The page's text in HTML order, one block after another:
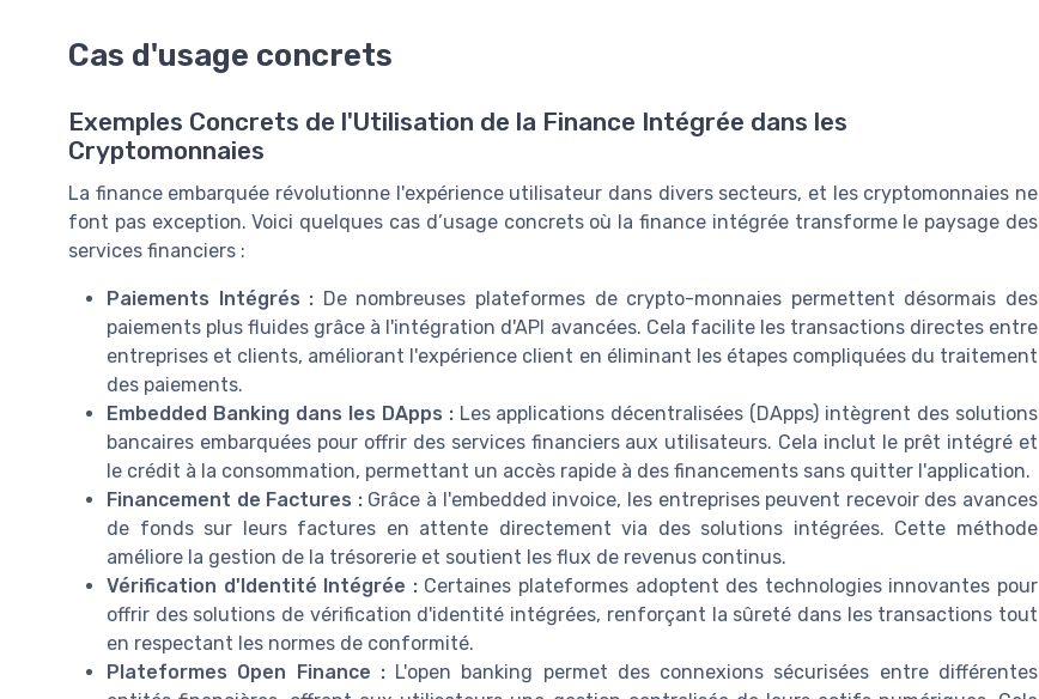
Cas d'usage concrets
Exemples Concrets de l'Utilisation de la Finance Intégrée dans les
Cryptomonnaies
La finance embarquée révolutionne l'expérience utilisateur dans divers secteurs, et les cryptomonnaies ne
font pas exception. Voici quelques cas d’usage concrets où la finance intégrée transforme le paysage des
services financiers :
Paiements Intégrés : De nombreuses plateformes de crypto-monnaies permettent désormais des
paiements plus fluides grâce à l'intégration d'API avancées. Cela facilite les transactions directes entre
entreprises et clients, améliorant l'expérience client en éliminant les étapes compliquées du traitement
des paiements.
Embedded Banking dans les DApps :Les applications décentralisées (DApps) intègrent des solutions
bancaires embarquées pour offrir des services financiers aux utilisateurs. Cela inclut le prêt intégré et
le crédit à la consommation, permettant un accès rapide à des financements sans quitter l'application.
Financement de Factures :Grâce à l'embedded invoice, les entreprises peuvent recevoir des avances
de fonds sur leurs factures en attente directement via des solutions intégrées. Cette méthode
améliore la gestion de la trésorerie et soutient les flux de revenus continus.
Vérification d'Identité Intégrée :Certaines plateformes adoptent des technologies innovantes pour
offrir des solutions de vérification d'identité intégrées, renforçant la sûreté dans les transactions tout
en respectant les normes de conformité.
Plateformes Open Finance :L'open banking permet des connexions sécurisées entre différentes